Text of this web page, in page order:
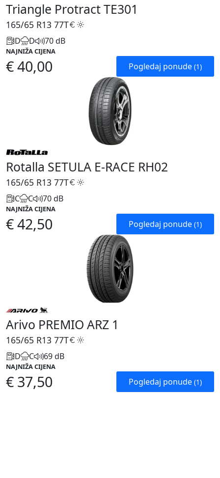
Triangle Protract TE301
165/65 R13 77T
D D 70 dB
NAJNIŽA CIJENA
€ 40,00 Pogledaj ponude (1)
Rotalla SETULA E-RACE RH02
165/65 R13 77T
C C 70 dB
NAJNIŽA CIJENA
€ 42,50 Pogledaj ponude (1)
Arivo PREMIO ARZ 1
165/65 R13 77T
D C 69 dB
NAJNIŽA CIJENA
€ 37,50 Pogledaj ponude (1)